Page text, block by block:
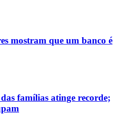
mostram que um banco é
famílias atinge recorde;